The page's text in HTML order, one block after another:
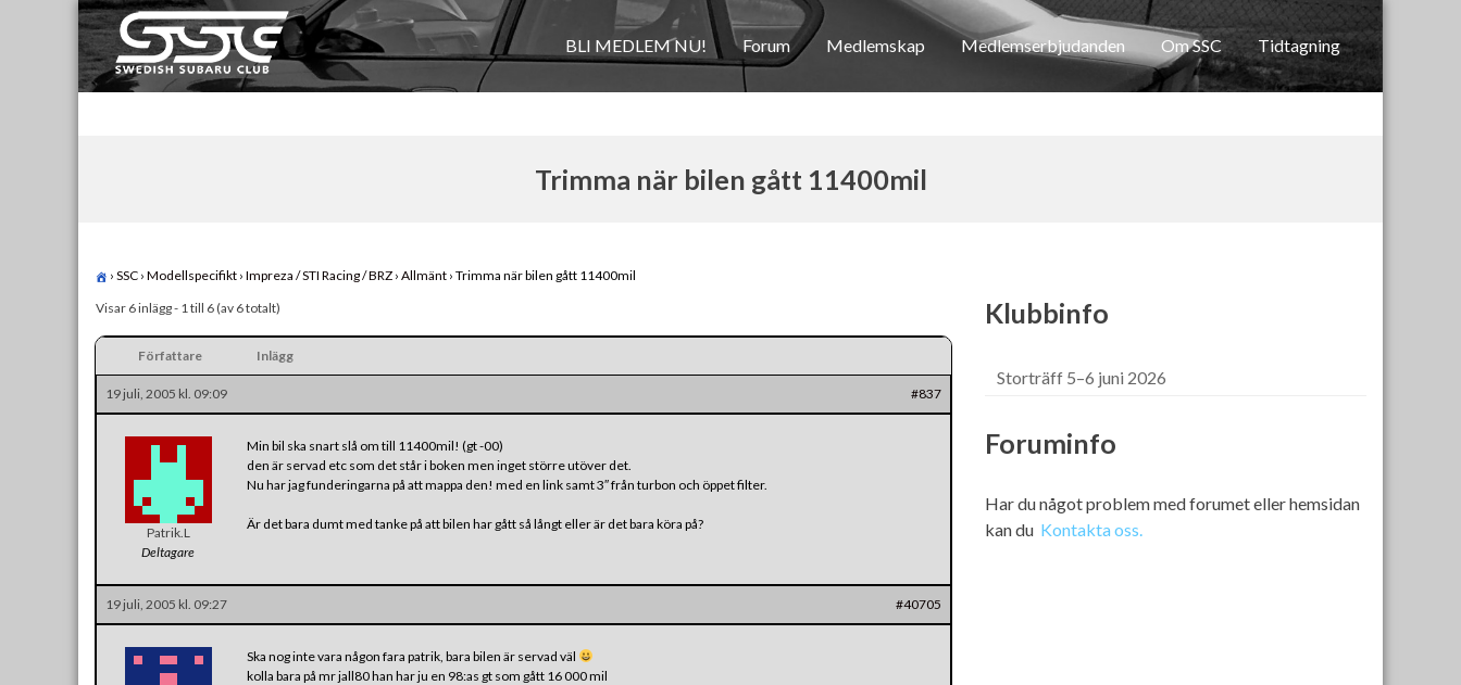
Skip
to
content
Swedish Subaru Club
För oss som älskar Subaru!
BLI MEDLEM NU! Forum Medlemskap Medlemserbjudanden Om SSC Tidtagning
Trimma när bilen gått 11400mil
› SSC › Modellspecifikt › Impreza / STI Racing / BRZ › Allmänt › Trimma när bilen gått 11400mil
Visar 6 inlägg - 1 till 6 (av 6 totalt)
Författare Inlägg
19 juli, 2005 kl. 09:09 #837
Patrik.L
Deltagare
Min bil ska snart slå om till 11400mil! (gt -00)
den är servad etc som det står i boken men inget större utöver det.
Nu har jag funderingarna på att mappa den! med en link samt 3″ från turbon och öppet filter.
Är det bara dumt med tanke på att bilen har gått så långt eller är det bara köra på?
19 juli, 2005 kl. 09:27 #40705
Ska nog inte vara någon fara patrik, bara bilen är servad väl
kolla bara på mr jall80 han har ju en 98:as gt som gått 16 000 mil
Klubbinfo
Storträff 5–6 juni 2026
Foruminfo
Har du något problem med forumet eller hemsidan
kan du Kontakta oss.